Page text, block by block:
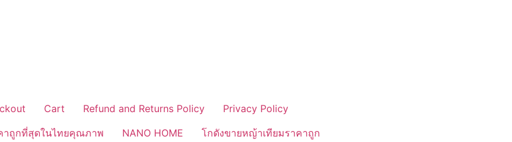
Cart Refund and Returns Policy
Privacy Policy
าถูกที่สุดในไทยคุณภาพ
NANO HOME
โกดังขายหญ้าเทียมราคาถูก